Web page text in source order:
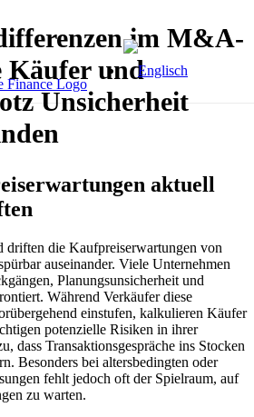
im M&A-
Käufer und
Unsicherheit
aktuell
die Kaufpreiserwartungen von
auseinander. Viele Unternehmen
Planungsunsicherheit und
Während Verkäufer diese
einstufen, kalkulieren Käufer
potenzielle Risiken in ihrer
dass Transaktionsgespräche ins Stocken
Besonders bei altersbedingten oder
fehlt jedoch oft der Spielraum, auf
zu warten.